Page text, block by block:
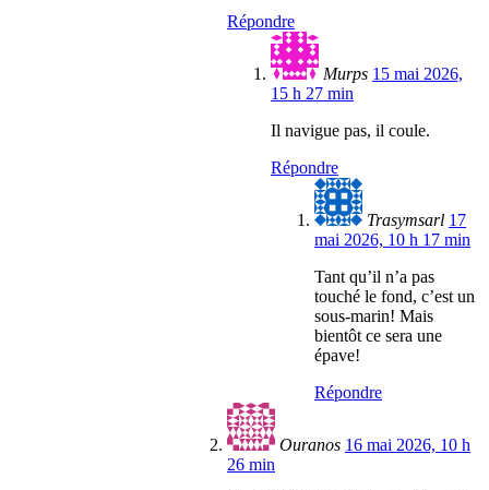
Répondre
Murps 15 mai 2026,
15 h 27 min
Il navigue pas, il coule.
Répondre
Trasymsarl 17
mai 2026, 10 h 17 min
Tant qu’il n’a pas
touché le fond, c’est un
sous-marin! Mais
bientôt ce sera une
épave!
Répondre
Ouranos 16 mai 2026, 10 h
26 min